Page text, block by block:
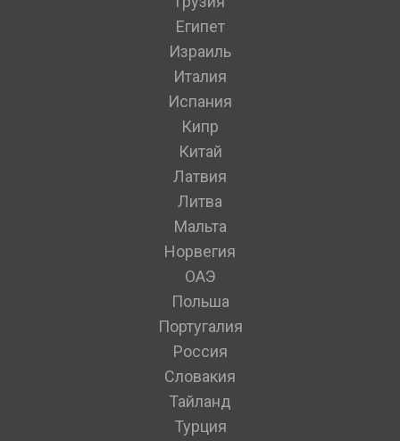
Египет
Израиль
Италия
Испания
Кипр
Китай
Латвия
Литва
Мальта
Норвегия
ОАЭ
Польша
Португалия
Россия
Словакия
Тайланд
Турция